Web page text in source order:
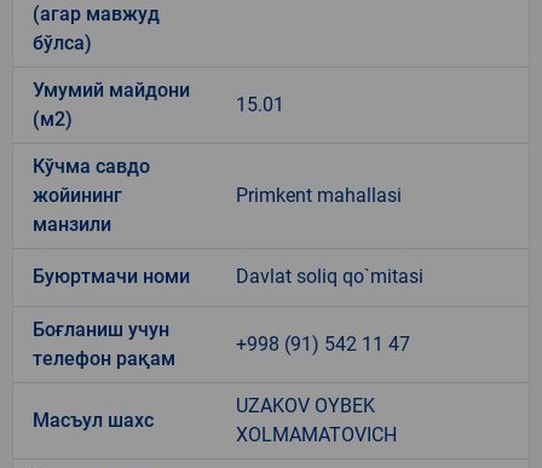
(агар мавжуд
бўлса)
Умумий майдони
(м2)
15.01
Кўчма савдо
жойининг
манзили
Primkent mahallasi
Буюртмачи номи Davlat soliq qo`mitasi
Боғланиш учун
телефон рақам
+998 (91) 542 11 47
Масъул шахс
UZAKOV OYBEK
XOLMAMATOVICH